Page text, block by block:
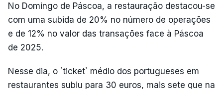
No Domingo de Páscoa, a restauração destacou-se
com uma subida de 20% no número de operações
e de 12% no valor das transações face à Páscoa
de 2025.
Nesse dia, o `ticket` médio dos portugueses em
restaurantes subiu para 30 euros, mais sete que na